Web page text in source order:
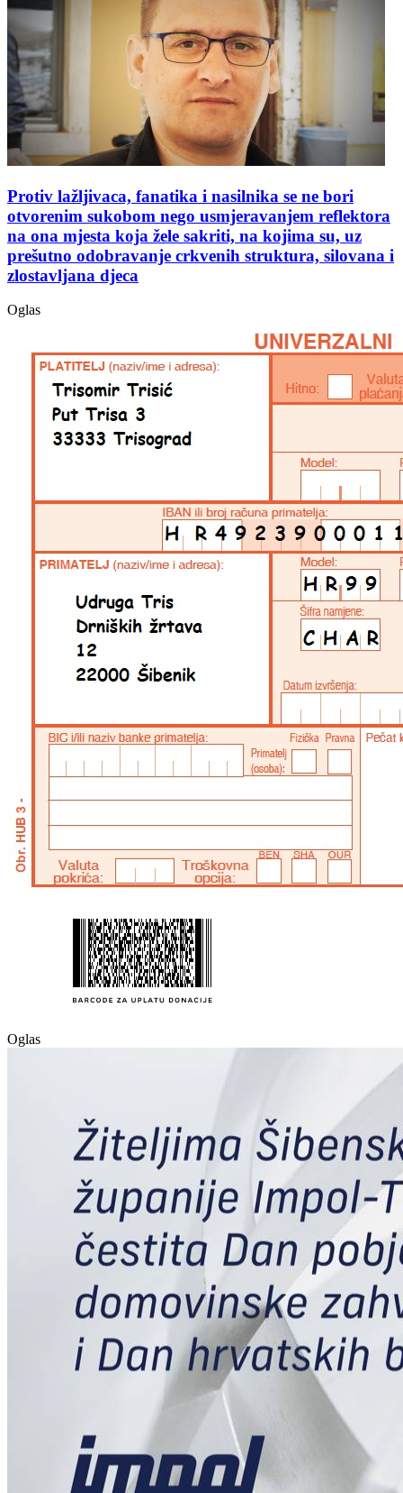
Protiv lažljivaca, fanatika i nasilnika se ne bori
otvorenim sukobom nego usmjeravanjem reflektora
na ona mjesta koja žele sakriti, na kojima su, uz
prešutno odobravanje crkvenih struktura, silovana i
zlostavljana djeca
Oglas
Oglas